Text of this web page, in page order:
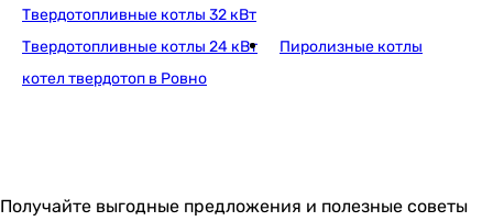
Твердотопливные котлы 32 кВт
Твердотопливные котлы 24 кВт
Пиролизные котлы
котел твердотоп в Ровно
Получайте выгодные предложения и полезные советы